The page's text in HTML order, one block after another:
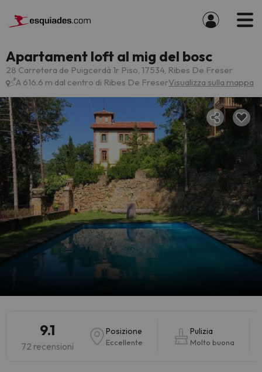
Apartament loft al mig del bosc
28 Carretera de Puigcerdà 1r Piso, 17534, Ribes De Freser
A 616.6 m dal centro di Ribes De FreserVisualizza sulla mappa
9.1
72 recensioni
Posizione
Eccellente
Pulizia
Molto buona